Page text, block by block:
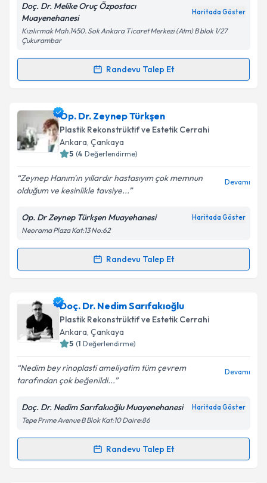
Kişisel verilerimin işlenmesine ilişkin
Aydınlatma
Metni'ni okudum ve kişisel verilerimin belirtilen
kapsamda işlenmesini kabul ediyorum.
Takvim Talebini Gönder
Doç. Dr. Melike Oruç Özpostacı
Muayenehanesi
Haritada Göster
Kızılırmak Mah.1450. Sok Ankara Ticaret Merkezi (Atm) B blok 1/27
Çukurambar
Randevu Talep Et
Randevu Takvimi Talebi
Doç. Dr. Melike Oruç Özpostacı
takvimi talebi oluşturun. Size bu uzmandan randevu
almanız için bir takvim hazırlandığında e-posta ile
bilgilendireceğiz.
E-posta Adresiniz
Kişisel verilerimin işlenmesine ilişkin
Metni'ni okudum ve kişisel verilerimin belirtilen
kapsamda işlenmesini kabul ediyorum.
Op. Dr. Zeynep Türkşen
Plastik Rekonstrüktif ve Estetik Cerrahi
Ankara, Çankaya
5 (4 Değerlendirme)
Zeynep Hanım'ın yıllardır hastasıyım çok memnun
olduğum ve kesinlikle tavsiye...
Devamı
Op. Dr Zeynep Türkşen Muayehanesi Haritada Göster
Neorama Plaza Kat:13 No:62
Randevu Talep Et
Randevu Takvimi Talebi
Op. Dr. Zeynep Türkşeniçin randevu takvimi talebi
oluşturun. Size bu uzmandan randevu almanız için bir
takvim hazırlandığında e-posta ile bilgilendireceğiz.
Kişisel verilerimin işlenmesine ilişkin
Aydınlatma
Metni'ni okudum ve kişisel verilerimin belirtilen
kapsamda işlenmesini kabul ediyorum.
Doç. Dr. Nedim Sarıfakıoğlu
Plastik Rekonstrüktif ve Estetik Cerrahi
Ankara, Çankaya
5 (1 Değerlendirme)
Nedim bey rinoplasti ameliyatim tüm çevrem
tarafından çok beğenildi...
Devamı
Doç. Dr. Nedim Sarıfakıoğlu Muayenehanesi Haritada Göster
Tepe Prıme Avenue B Blok Kat:10 Daire:86
Randevu Talep Et
Randevu Takvimi Talebi